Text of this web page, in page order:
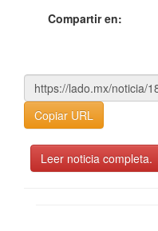
Compartir en:
Copiar URL
Leer noticia completa.